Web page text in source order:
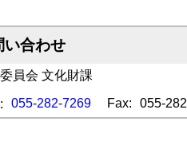
い合わせ
員会 文化財課
055-282-7269 Fax: 055-